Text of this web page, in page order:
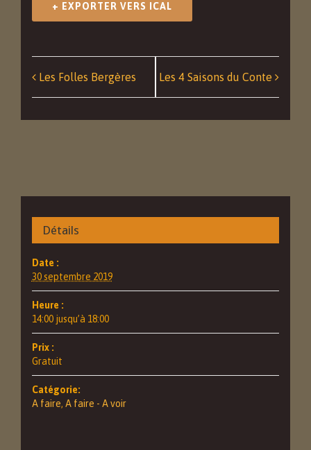
+ EXPORTER VERS ICAL
Navigation
Événément
Les Folles Bergères Les 4 Saisons du Conte
Détails
Date :
30 septembre 2019
Heure :
14:00 jusqu’à 18:00
Prix :
Gratuit
Catégorie:
A faire, A faire - A voir